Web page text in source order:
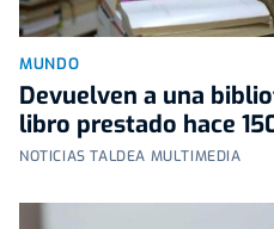
MUNDO
Devuelven a una
libro prestado hace
NOTICIAS TALDEA MULTIMEDIA